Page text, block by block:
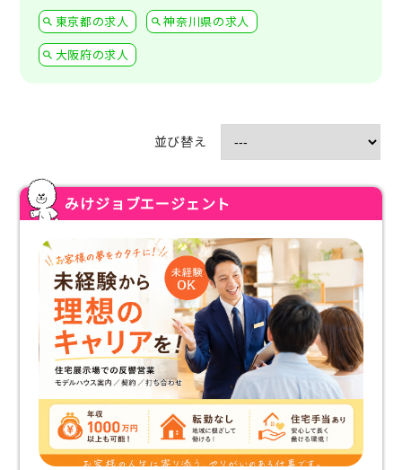
東京都の求人
神奈川県の求人
大阪府の求人
並び替え
みけジョブエージェント